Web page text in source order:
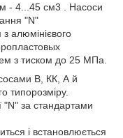
- 4...45 см3 . Насоси
"N"
алюмінієвого
з тиском до 25 МПа.
В, КК, А й
типорозміру.
"N" за стандартами
і встановлюється